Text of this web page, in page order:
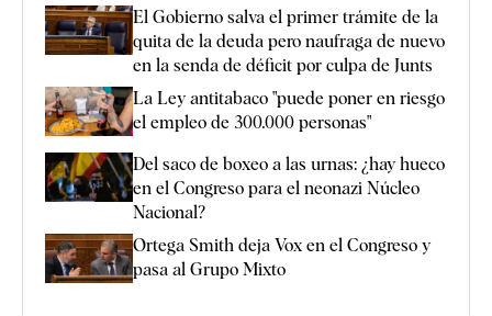
El Gobierno salva el primer trámite de la
quita de la deuda pero naufraga de nuevo
en la senda de déficit por culpa de Junts
La Ley antitabaco "puede poner en riesgo
el empleo de 300.000 personas"
Del saco de boxeo a las urnas: ¿hay hueco
en el Congreso para el neonazi Núcleo
Nacional?
Ortega Smith deja Vox en el Congreso y
pasa al Grupo Mixto